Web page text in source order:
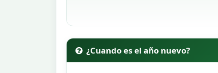
¿Cuando es el año nuevo?